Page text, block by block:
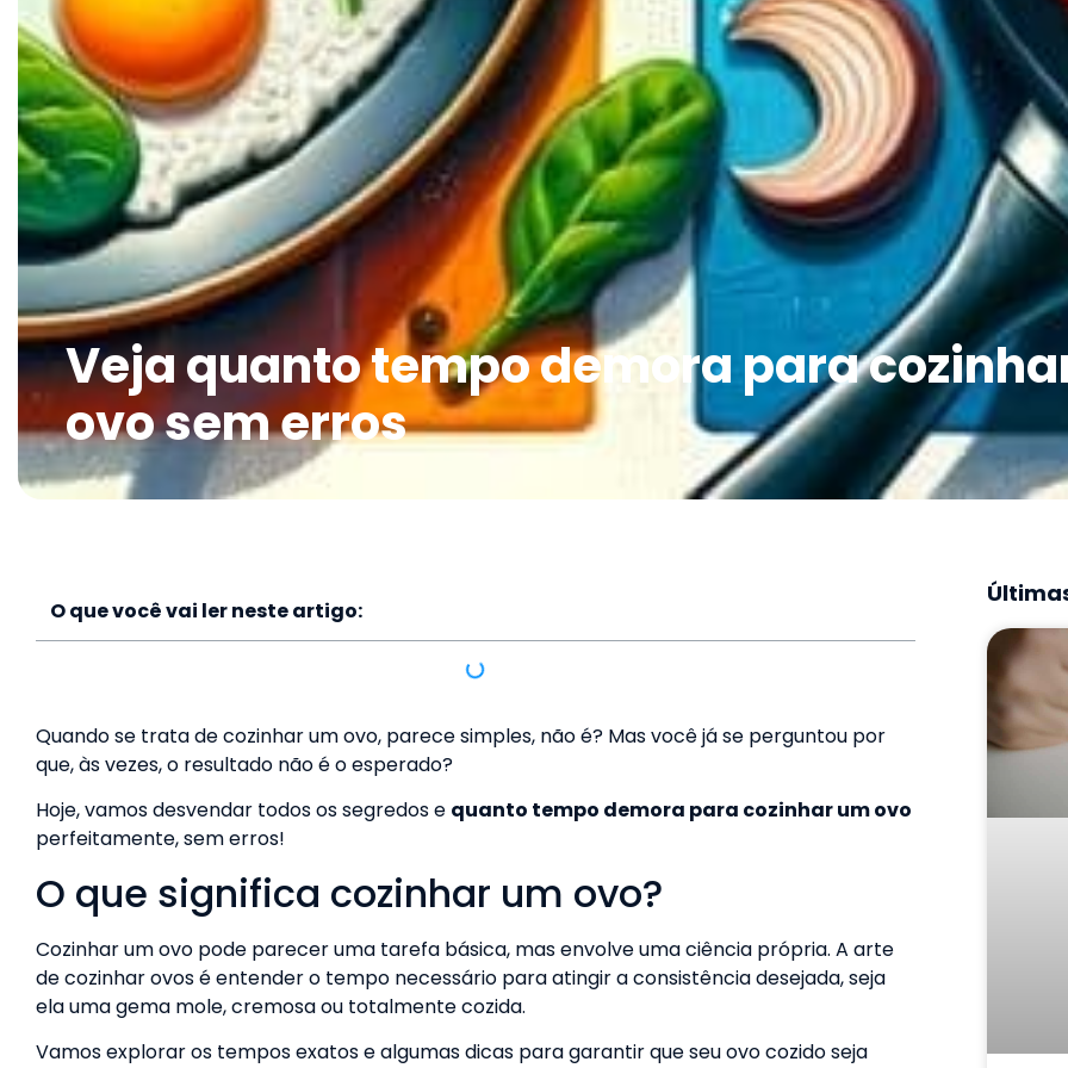
Veja quanto tempo demora para
ovo sem erros
O que você vai ler neste artigo:
Quando se trata de cozinhar um ovo, parece simples, não é? Mas você já se perguntou por
que, às vezes, o resultado não é o esperado?
Hoje, vamos desvendar todos os segredos e quanto tempo demora para cozinhar um ovo
perfeitamente, sem erros!
O que significa cozinhar um ovo?
Cozinhar um ovo pode parecer uma tarefa básica, mas envolve uma ciência própria. A arte
de cozinhar ovos é entender o tempo necessário para atingir a consistência desejada, seja
ela uma gema mole, cremosa ou totalmente cozida.
Vamos explorar os tempos exatos e algumas dicas para garantir que seu ovo cozido seja